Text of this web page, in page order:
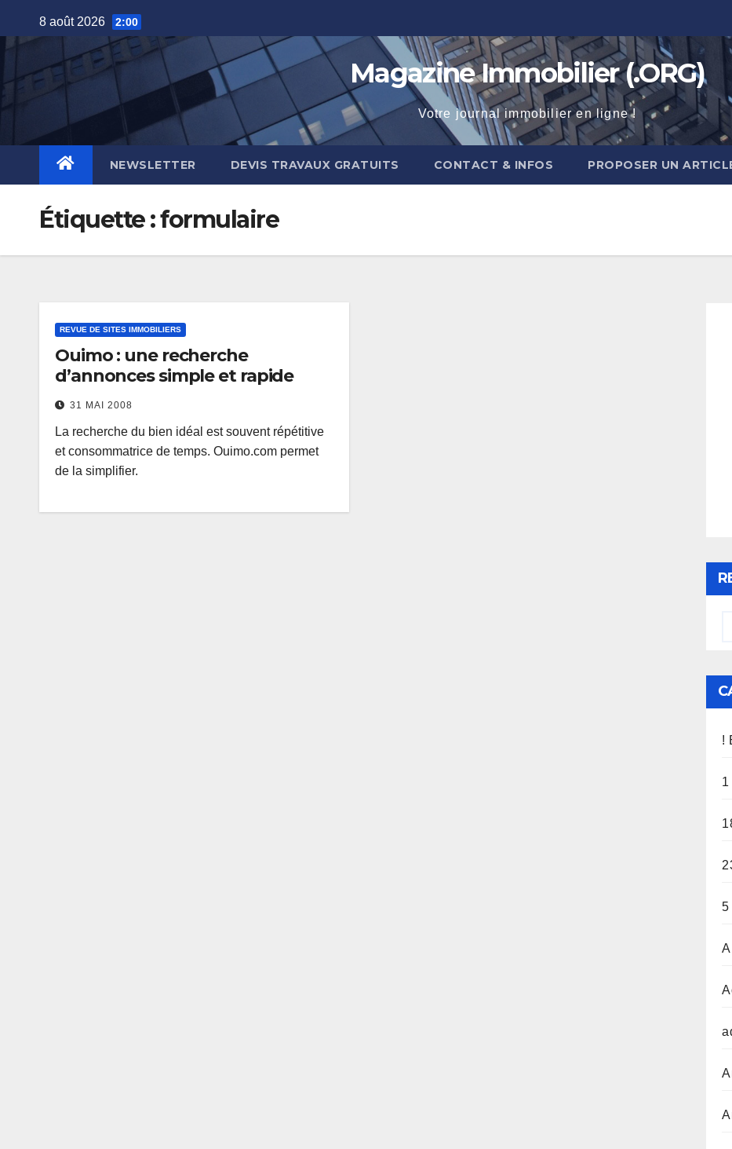
to
8 août 2026 2:00
Magazine Immobilier (.ORG)
Votre journal immobilier en ligne !
NEWSLETTER DEVIS TRAVAUX GRATUITS CONTACT & INFOS PROPOSER UN
Étiquette :formulaire
REVUE DE SITES IMMOBILIERS
Ouimo : une recherche
d’annonces simple et rapide
31 MAI 2008
La recherche du bien idéal est souvent répétitive
et consommatrice de temps. Ouimo.com permet
de la simplifier.
!
1
5